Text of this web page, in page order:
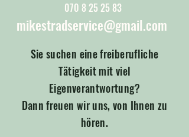
070 8 25 25 83
mikestradservice@gmail.com
Sie suchen eine freiberufliche
Tätigkeit mit viel
Eigenverantwortung?
Dann freuen wir uns, von Ihnen zu
hören.